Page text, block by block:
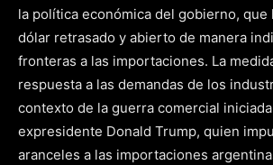
la política económica del gobierno, que
dólar retrasado y abierto de manera
fronteras a las importaciones. La
respuesta a las demandas de los
contexto de la guerra comercial
expresidente Donald Trump, quien
aranceles a las importaciones